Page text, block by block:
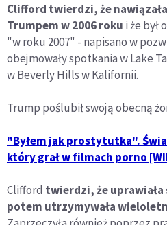
Clifford twierdzi, że
Trumpem w 2006 roku i że był
"w roku 2007" - napisano w
obejmowały spotkania w Lake
w Beverly Hills w Kalifornii.
Trump poślubił swoją obecną
"Byłem jak prostytutka".
który grał w filmach porno
Clifford twierdzi, że uprawiała
potem utrzymywała